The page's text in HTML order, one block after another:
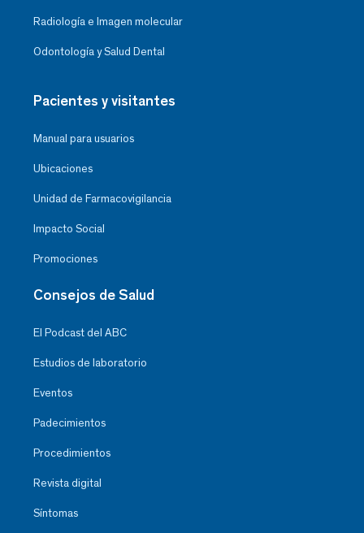
Radiología e Imagen molecular
Odontología y Salud Dental
Pacientes y visitantes
Manual para usuarios
Ubicaciones
Unidad de Farmacovigilancia
Impacto Social
Promociones
Consejos de Salud
El Podcast del ABC
Estudios de laboratorio
Eventos
Padecimientos
Procedimientos
Revista digital
Síntomas